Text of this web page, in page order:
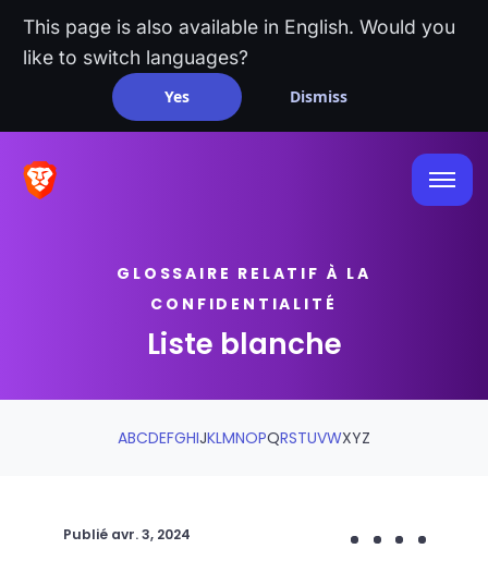
This page is also available in English. Would you
like to switch languages?
Yes Dismiss
GLOSSAIRE RELATIF À LA
CONFIDENTIALITÉ
Liste blanche
ABCDEFGHIJKLMNOPQRSTUVWXYZ
Publié avr. 3, 2024